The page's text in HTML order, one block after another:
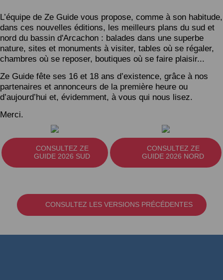
L’équipe de Ze Guide vous propose, comme à son habitude,
dans ces nouvelles éditions, les meilleurs plans du sud et
nord du bassin d'Arcachon : balades dans une superbe
nature, sites et monuments à visiter, tables où se régaler,
chambres où se reposer, boutiques où se faire plaisir...
Ze Guide fête ses 16 et 18 ans d’existence, grâce à nos
partenaires et annonceurs de la première heure ou
d’aujourd’hui et, évidemment, à vous qui nous lisez.
Merci.
CONSULTEZ ZE
GUIDE 2026 SUD
CONSULTEZ ZE
GUIDE 2026 NORD
CONSULTEZ LES VERSIONS PRÉCÉDENTES